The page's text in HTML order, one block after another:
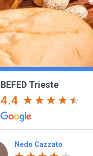
BEFED Trieste
4.4